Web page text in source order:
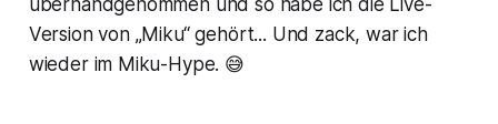
Version von „Miku“ gehört... Und zack, war ich
wieder im Miku-Hype. 😅